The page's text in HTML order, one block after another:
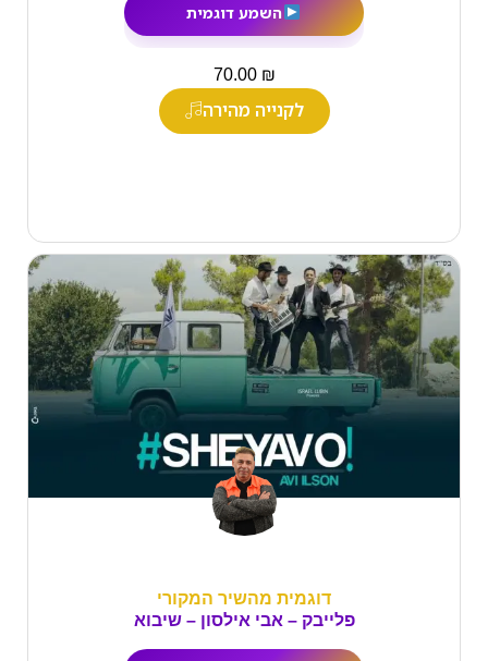
השמע דוגמית
70.00 ₪
לקנייה מהירה
דוגמית מהשיר המקורי
פלייבק – אבי אילסון – שיבוא